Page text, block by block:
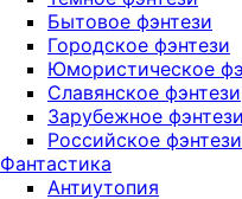
Бытовое фэнтези
Городское фэнтези
Юмористическое
Славянское фэнтези
Зарубежное фэнтези
Российское фэнтези
Фантастика
Антиутопия